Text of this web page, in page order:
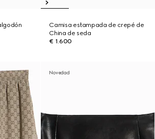
Camisa estampada de crepé de
China de seda
€ 1.600
Novedad